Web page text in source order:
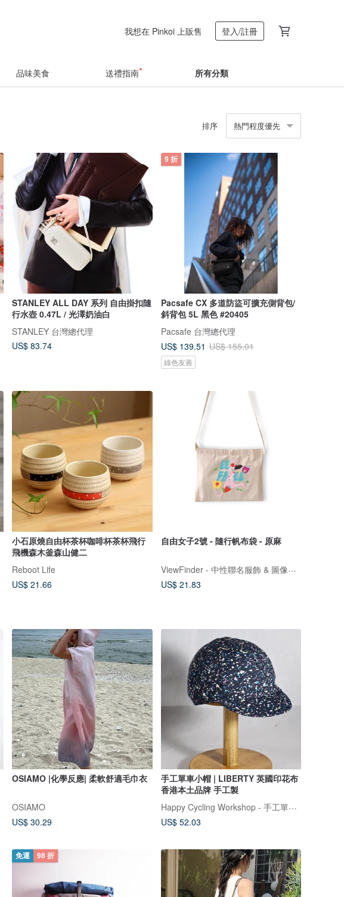
我想在 Pinkoi 上販售 登入/註冊
品味美食 送禮指南 所有分類
排序 熱門程度優先
STANLEY ALL DAY 系列 自由掛扣隨
行水壺 0.47L / 光澤奶油白
STANLEY 台灣總代理
US$ 83.74
9 折
Pacsafe CX 多道防盜可擴充側背包/
斜背包 5L 黑色 #20405
Pacsafe 台灣總代理
US$ 139.51 US$ 155.01
綠色友善
小石原燒自由杯茶杯咖啡杯茶杯飛行
飛機森木釜森山健二
Reboot Life
US$ 21.66
自由女子2號 - 隨行帆布袋 - 原麻
ViewFinder - 中性聯名服飾 & 圖像授權周邊
US$ 21.83
OSIAMO |化學反應| 柔軟舒適毛巾衣
OSIAMO
US$ 30.29
手工單車小帽 | LIBERTY 英國印花布
香港本土品牌 手工製
Happy Cycling Workshop - 手工單車小帽
US$ 52.03
免運 98 折